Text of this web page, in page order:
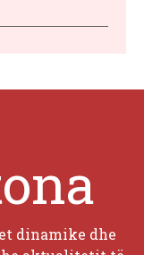
dinamike dhe